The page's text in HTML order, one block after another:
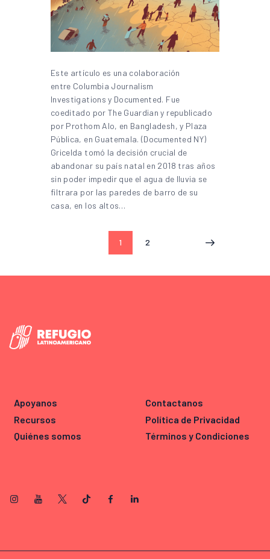
Este artículo es una colaboración
entre Columbia Journalism
Investigations y Documented. Fue
coeditado por The Guardian y republicado
por Prothom Alo, en Bangladesh, y Plaza
Pública, en Guatemala. (Documented NY)
Gricelda tomó la decisión crucial de
abandonar su país natal en 2018 tras años
sin poder impedir que el agua de lluvia se
filtrara por las paredes de barro de su
casa, en los altos…
1 2>
Apoyanos
Recursos
Quiénes somos
Contactanos
Política de Privacidad
Términos y Condiciones